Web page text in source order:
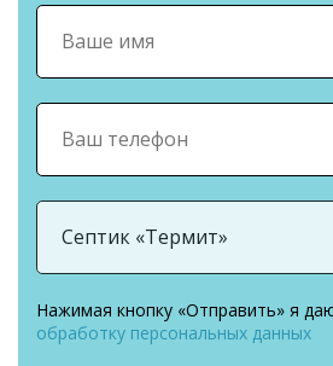
Нажимая кнопку «Отправить» я
обработку персональных данных